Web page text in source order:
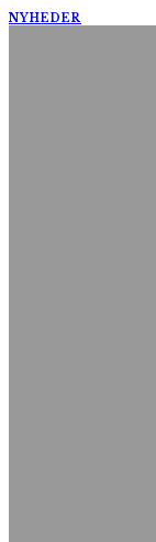
NYHEDER